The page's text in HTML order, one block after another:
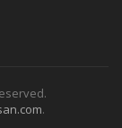
.